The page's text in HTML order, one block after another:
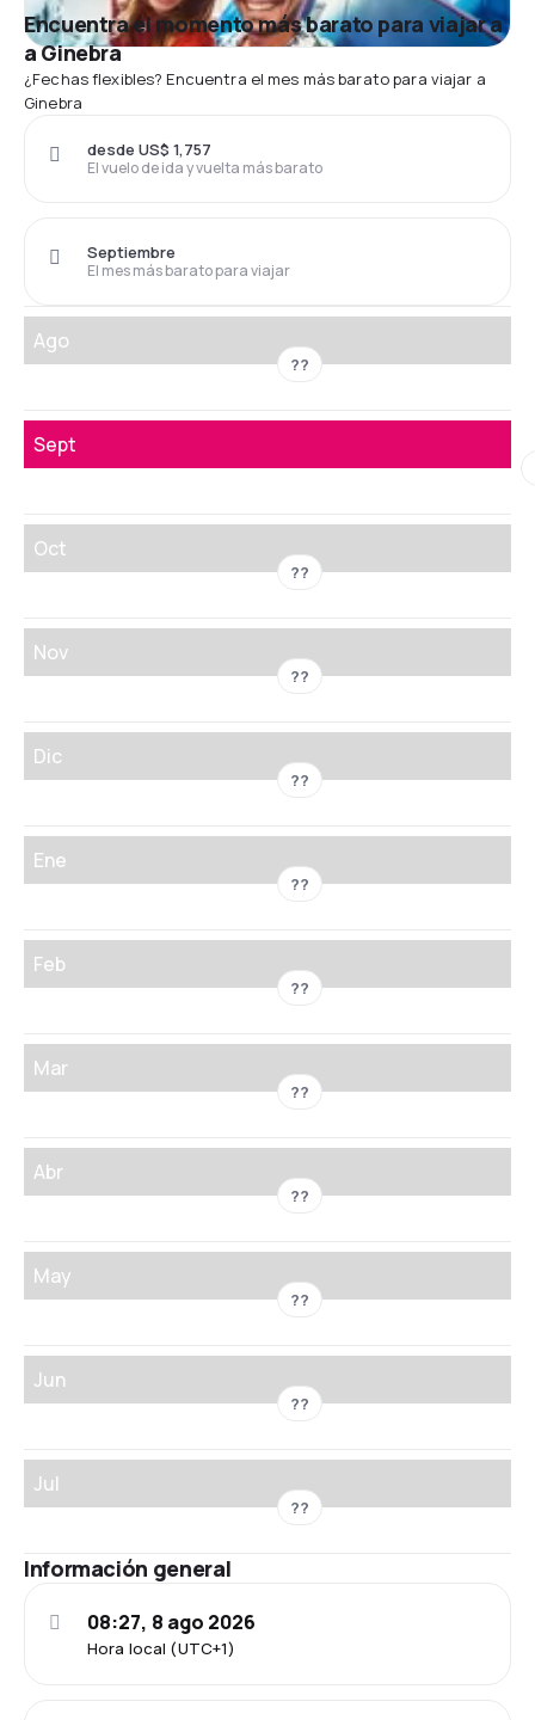
Encuentra el momento más barato para viajar a
a Ginebra
¿Fechas flexibles? Encuentra el mes más barato para viajar a
Ginebra
El vuelo de ida y vuelta más barato
desde US$ 1,757
El mes más barato para viajar
Septiembre
Ago
??
Sept
Oct
??
Nov
??
Dic
??
Ene
??
Feb
??
Mar
??
Abr
??
May
??
Jun
??
Jul
??
Información general
Hora local (UTC+1)
08:27, 8 ago 2026